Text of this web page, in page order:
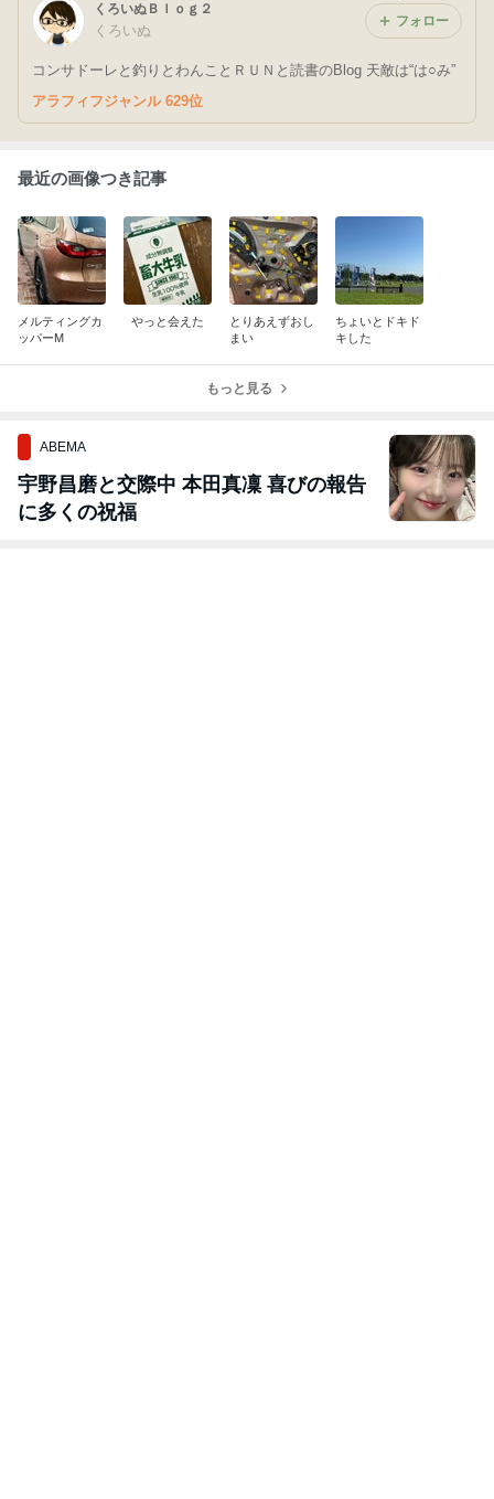
くろいぬＢｌｏｇ２
くろいぬ
コンサドーレと釣りとわんことＲＵＮと読書のBlog 天敵は“は○み”
フォロー
アラフィフジャンル 629位
最近の画像つき記事
メルティングカ
ッパーM
やっと会えた
とりあえずおし
まい
ちょいとドキド
キした
もっと見る
ABEMA
宇野昌磨と交際中 本田真凜 喜びの報告
に多くの祝福